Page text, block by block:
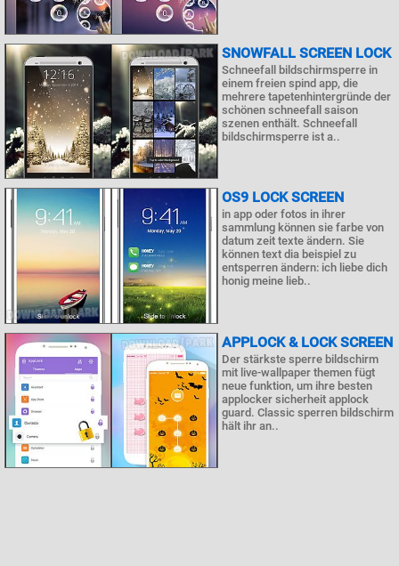
SNOWFALL SCREEN LOCK
Schneefall bildschirmsperre in
einem freien spind app, die
mehrere tapetenhintergründe der
schönen schneefall saison
szenen enthält. Schneefall
bildschirmsperre ist a..
OS9 LOCK SCREEN
in app oder fotos in ihrer
sammlung können sie farbe von
datum zeit texte ändern. Sie
können text dia beispiel zu
entsperren ändern: ich liebe dich
honig meine lieb..
APPLOCK & LOCK SCREEN
Der stärkste sperre bildschirm
mit live-wallpaper themen fügt
neue funktion, um ihre besten
applocker sicherheit applock
guard. Classic sperren bildschirm
hält ihr an..